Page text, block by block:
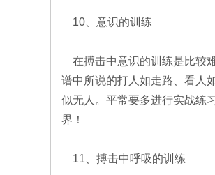
10、意识的训练
在搏击中意识的训练是比较
谱中所说的打人如走路、看人
似无人。平常要多进行实战练
界！
11、搏击中呼吸的训练